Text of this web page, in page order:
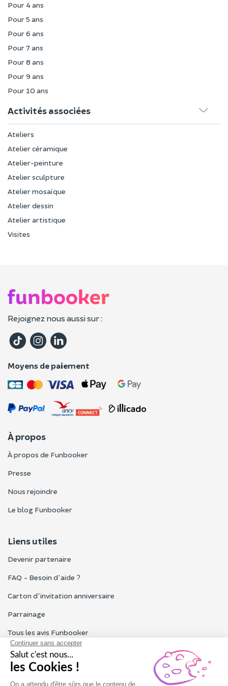
Pour 4 ans
Pour 5 ans
Pour 6 ans
Pour 7 ans
Pour 8 ans
Pour 9 ans
Pour 10 ans
Activités associées
Ateliers
Atelier céramique
Atelier-peinture
Atelier sculpture
Atelier mosaïque
Atelier dessin
Atelier artistique
Visites
Rejoignez nous aussi sur :
Moyens de paiement
À propos
À propos de Funbooker
Presse
Nous rejoindre
Le blog Funbooker
Liens utiles
Devenir partenaire
FAQ - Besoin d'aide ?
Carton d'invitation anniversaire
Parrainage
Tous les avis Funbooker
Particuliers, entreprises, professionnels
Notre service client est ouvert du lundi au vendredi de 9h à 18h